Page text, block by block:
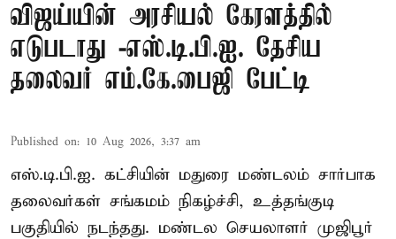
விஜய்யின் அரசியல் கேரளத்தில்
எடுபடாது -எஸ்.டி.பி.ஐ. தேசிய
தலைவர் எம்.கே.பைஜி பேட்டி
Published on: 10 Aug 2026, 3:37 am
எஸ்.டி.பி.ஐ. கட்சியின் மதுரை மண்டலம் சார்பாக
தலைவர்கள் சங்கமம் நிகழ்ச்சி, உத்தங்குடி
பகுதியில் நடந்தது. மண்டல செயலாளர் முஜிபூர்